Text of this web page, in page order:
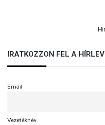
.
IRATKOZZON FEL A
Email
Vezetéknév